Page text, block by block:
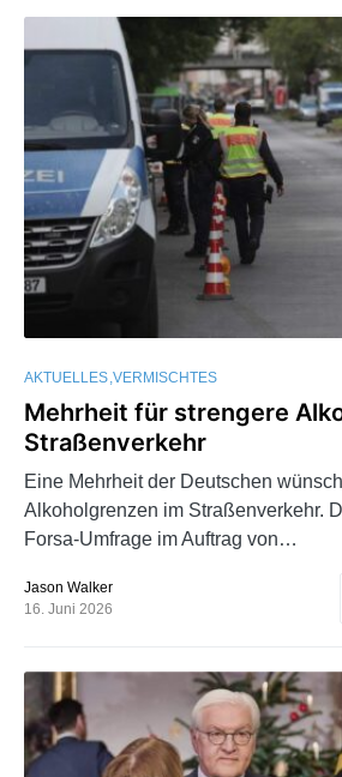
AKTUELLES VERMISCHTES
Mehrheit für strengere
Straßenverkehr
Eine Mehrheit der Deutschen
Alkoholgrenzen im Straßenverkehr.
Forsa-Umfrage im Auftrag von…
Jason Walker
16. Juni 2026